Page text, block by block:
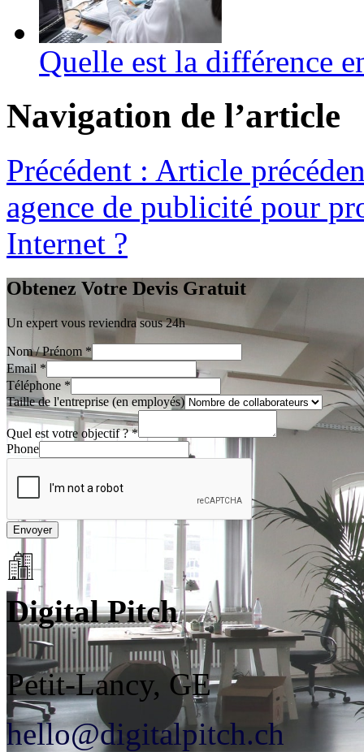
Quelle est la différence
Navigation de l’article
Précédent : Article
agence de publicité pour
Internet ?
Obtenez Votre Devis Gratuit
Un expert vous reviendra sous 24h
Nom / Prénom *
Email *
Téléphone *
Taille de l'entreprise (en employés)
Quel est votre objectif ?*
Phone
Envoyer
Digital Pitch
Petit-Lancy, GE
hello@digitalpitch.ch